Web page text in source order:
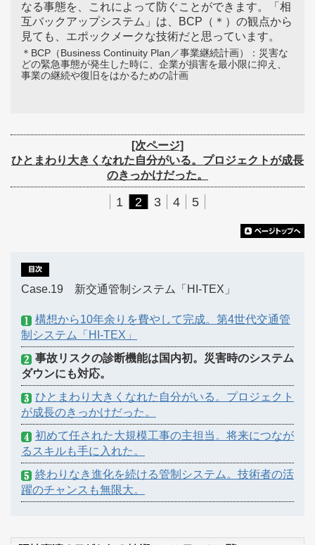
なる事態を、これによって防ぐことができます。「相
互バックアップシステム」は、BCP（＊）の観点から
見ても、エポックメークな技術だと思っています。
＊BCP（Business Continuity Plan／事業継続計画）：災害な
どの緊急事態が発生した時に、企業が損害を最小限に抑え、
事業の継続や復旧をはかるための計画
[次ページ]
ひとまわり大きくなれた自分がいる。プロジェクトが成長
のきっかけだった。
1 2 3 4 5
Case.19 新交通管制システム「HI-TEX」
構想から10年余りを費やして完成。第4世代交通管
制システム「HI-TEX」
事故リスクの診断機能は国内初。災害時のシステム
ダウンにも対応。
ひとまわり大きくなれた自分がいる。プロジェクト
が成長のきっかけだった。
初めて任された大規模工事の主担当。将来につなが
るスキルも手に入れた。
終わりなき進化を続ける管制システム。技術者の活
躍のチャンスも無限大。